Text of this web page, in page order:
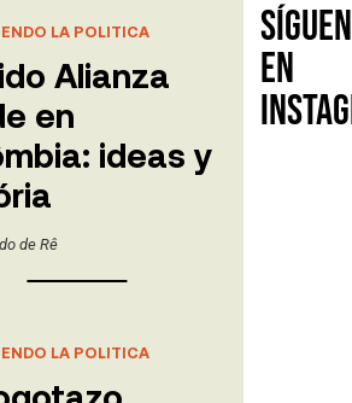
LA POLITICA
Alianza
en
ideas y
de Rê
LA POLITICA
en